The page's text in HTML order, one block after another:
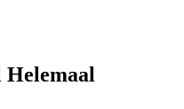
Helemaal